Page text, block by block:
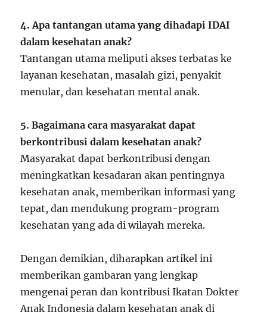
4. Apa tantangan utama yang dihadapi IDAI
dalam kesehatan anak?
Tantangan utama meliputi akses terbatas ke
layanan kesehatan, masalah gizi, penyakit
menular, dan kesehatan mental anak.
5. Bagaimana cara masyarakat dapat
berkontribusi dalam kesehatan anak?
Masyarakat dapat berkontribusi dengan
meningkatkan kesadaran akan pentingnya
kesehatan anak, memberikan informasi yang
tepat, dan mendukung program-program
kesehatan yang ada di wilayah mereka.
Dengan demikian, diharapkan artikel ini
memberikan gambaran yang lengkap
mengenai peran dan kontribusi Ikatan Dokter
Anak Indonesia dalam kesehatan anak di